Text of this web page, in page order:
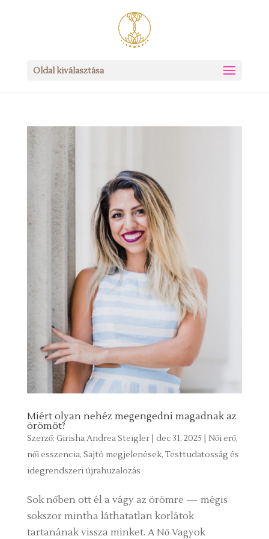
Oldal kiválasztása
Miért olyan nehéz megengedni magadnak az
örömöt?
Szerző: Girisha Andrea Steigler| dec 31, 2025
Női erő,
női esszencia, Sajtó megjelenések, Testtudatosság és
idegrendszeri újrahuzalozás
Sok nőben ott él a vágy az örömre — mégis
sokszor mintha láthatatlan korlátok
tartanának vissza minket. A Nő Vagyok